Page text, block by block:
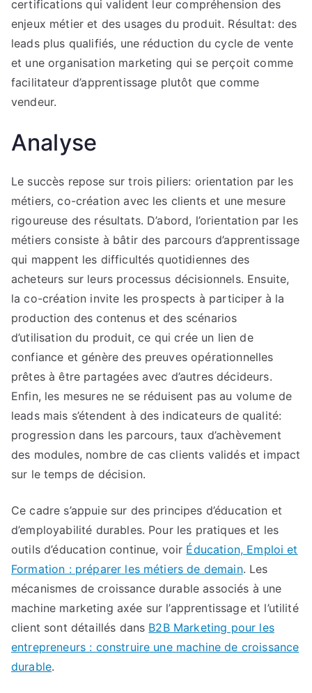
certifications qui valident leur compréhension des
enjeux métier et des usages du produit. Résultat: des
leads plus qualifiés, une réduction du cycle de vente
et une organisation marketing qui se perçoit comme
facilitateur d’apprentissage plutôt que comme
vendeur.
Analyse
Le succès repose sur trois piliers: orientation par les
métiers, co-création avec les clients et une mesure
rigoureuse des résultats. D’abord, l’orientation par les
métiers consiste à bâtir des parcours d’apprentissage
qui mappent les difficultés quotidiennes des
acheteurs sur leurs processus décisionnels. Ensuite,
la co-création invite les prospects à participer à la
production des contenus et des scénarios
d’utilisation du produit, ce qui crée un lien de
confiance et génère des preuves opérationnelles
prêtes à être partagées avec d’autres décideurs.
Enfin, les mesures ne se réduisent pas au volume de
leads mais s’étendent à des indicateurs de qualité:
progression dans les parcours, taux d’achèvement
des modules, nombre de cas clients validés et impact
sur le temps de décision.
Ce cadre s’appuie sur des principes d’éducation et
d’employabilité durables. Pour les pratiques et les
outils d’éducation continue, voir Éducation, Emploi et
Formation : préparer les métiers de demain. Les
mécanismes de croissance durable associés à une
machine marketing axée sur l’apprentissage et l’utilité
client sont détaillés dans B2B Marketing pour les
entrepreneurs : construire une machine de croissance
durable.